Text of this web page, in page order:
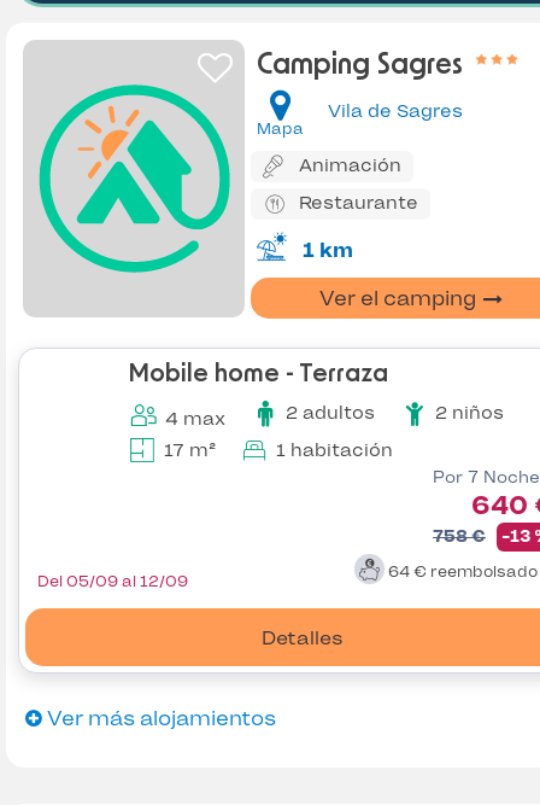
Camping Sagres
Mapa
Vila de Sagres
Animación
Restaurante
1 km
Ver el camping
Mobile home - Terraza
4 max 2 adultos
2 niños
17 m²
1 habitación
Por 7
640
758 € -13
64 € reembolsado
Detalles
Del 05/09 al 12/09
Ver más alojamientos